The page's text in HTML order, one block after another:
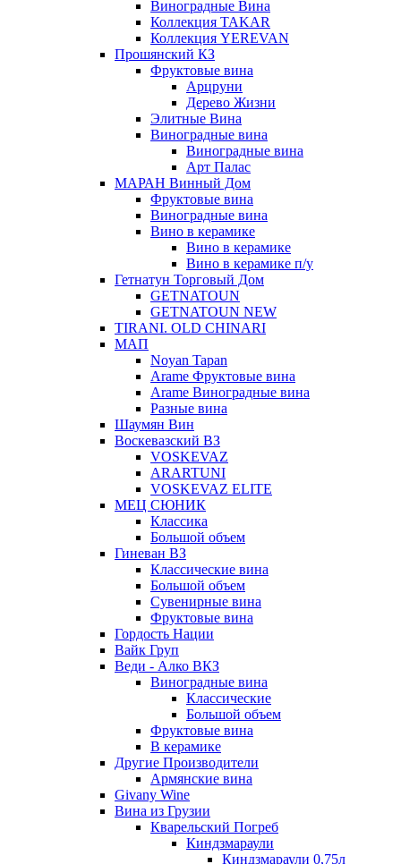
Виноградные Вина
Коллекция TAKAR
Коллекция YEREVAN
Прошянский КЗ
Фруктовые вина
Арцруни
Дерево Жизни
Элитные Вина
Виноградные вина
Виноградные вина
Арт Палас
МАРАН Винный Дом
Фруктовые вина
Виноградные вина
Вино в керамике
Вино в керамике
Вино в керамике п/у
Гетнатун Торговый Дом
GETNATOUN
GETNATOUN NEW
TIRANI. OLD CHINARI
МАП
Noyan Tapan
Arame Фруктовые вина
Arame Виноградные вина
Разные вина
Шаумян Вин
Воскевазский ВЗ
VOSKEVAZ
ARARTUNI
VOSKEVAZ ELITE
МЕЦ СЮНИК
Классика
Большой объем
Гиневан ВЗ
Классические вина
Большой объем
Сувенирные вина
Фруктовые вина
Гордость Нации
Вайк Груп
Веди - Алко ВКЗ
Виноградные вина
Классические
Большой объем
Фруктовые вина
В керамике
Другие Производители
Армянские вина
Givany Wine
Вина из Грузии
Кварельский Погреб
Киндзмараули
Киндзмараули 0,75л